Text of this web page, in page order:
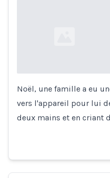
Loading...
Noël, une famille a eu
vers l'appareil pour lui
deux mains et en criant